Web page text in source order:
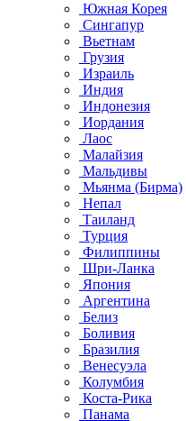
Южная Корея
Сингапур
Вьетнам
Грузия
Израиль
Индия
Индонезия
Иордания
Лаос
Малайзия
Мальдивы
Мьянма (Бирма)
Непал
Таиланд
Турция
Филиппины
Шри-Ланка
Япония
Аргентина
Белиз
Боливия
Бразилия
Венесуэла
Колумбия
Коста-Рика
Панама